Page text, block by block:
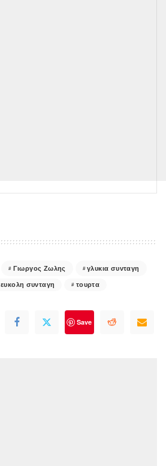
Γιωργος Ζωλης γλυκια συνταγη
ευκολη συνταγη τουρτα
Save